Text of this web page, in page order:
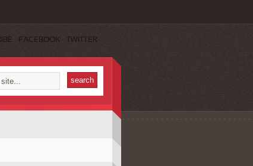
FACEBOOK TWITTER